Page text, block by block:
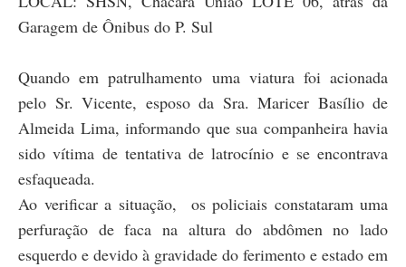
Garagem de Ônibus do P. Sul
Quando em patrulhamento uma viatura foi acionada
pelo Sr. Vicente, esposo da Sra. Maricer Basílio de
Almeida Lima, informando que sua companheira havia
sido vítima de tentativa de latrocínio e se encontrava
esfaqueada.
Ao verificar a situação, os policiais constataram uma
perfuração de faca na altura do abdômen no lado
esquerdo e devido à gravidade do ferimento e estado em